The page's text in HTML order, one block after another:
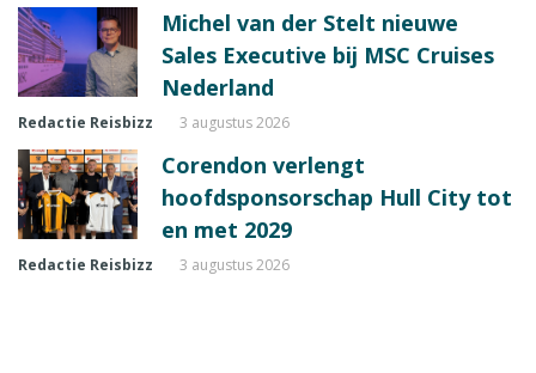
Michel van der Stelt nieuwe
Sales Executive bij MSC Cruises
Nederland
Redactie Reisbizz 3 augustus 2026
Corendon verlengt
hoofdsponsorschap Hull City tot
en met 2029
Redactie Reisbizz 3 augustus 2026